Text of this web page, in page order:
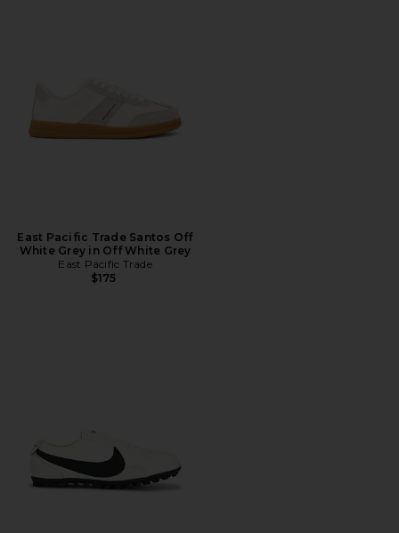
East Pacific Trade Santos Off
White Grey in Off White Grey
East Pacific Trade
$175